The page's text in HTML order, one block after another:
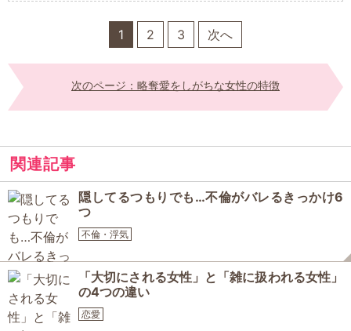
1 2 3 次へ
次のページ：略奪愛をしがちな女性の特徴
関連記事
隠してるつもりでも…不倫がバレるきっかけ6
つ
不倫・浮気
「大切にされる女性」と「雑に扱われる女性」
の4つの違い
恋愛